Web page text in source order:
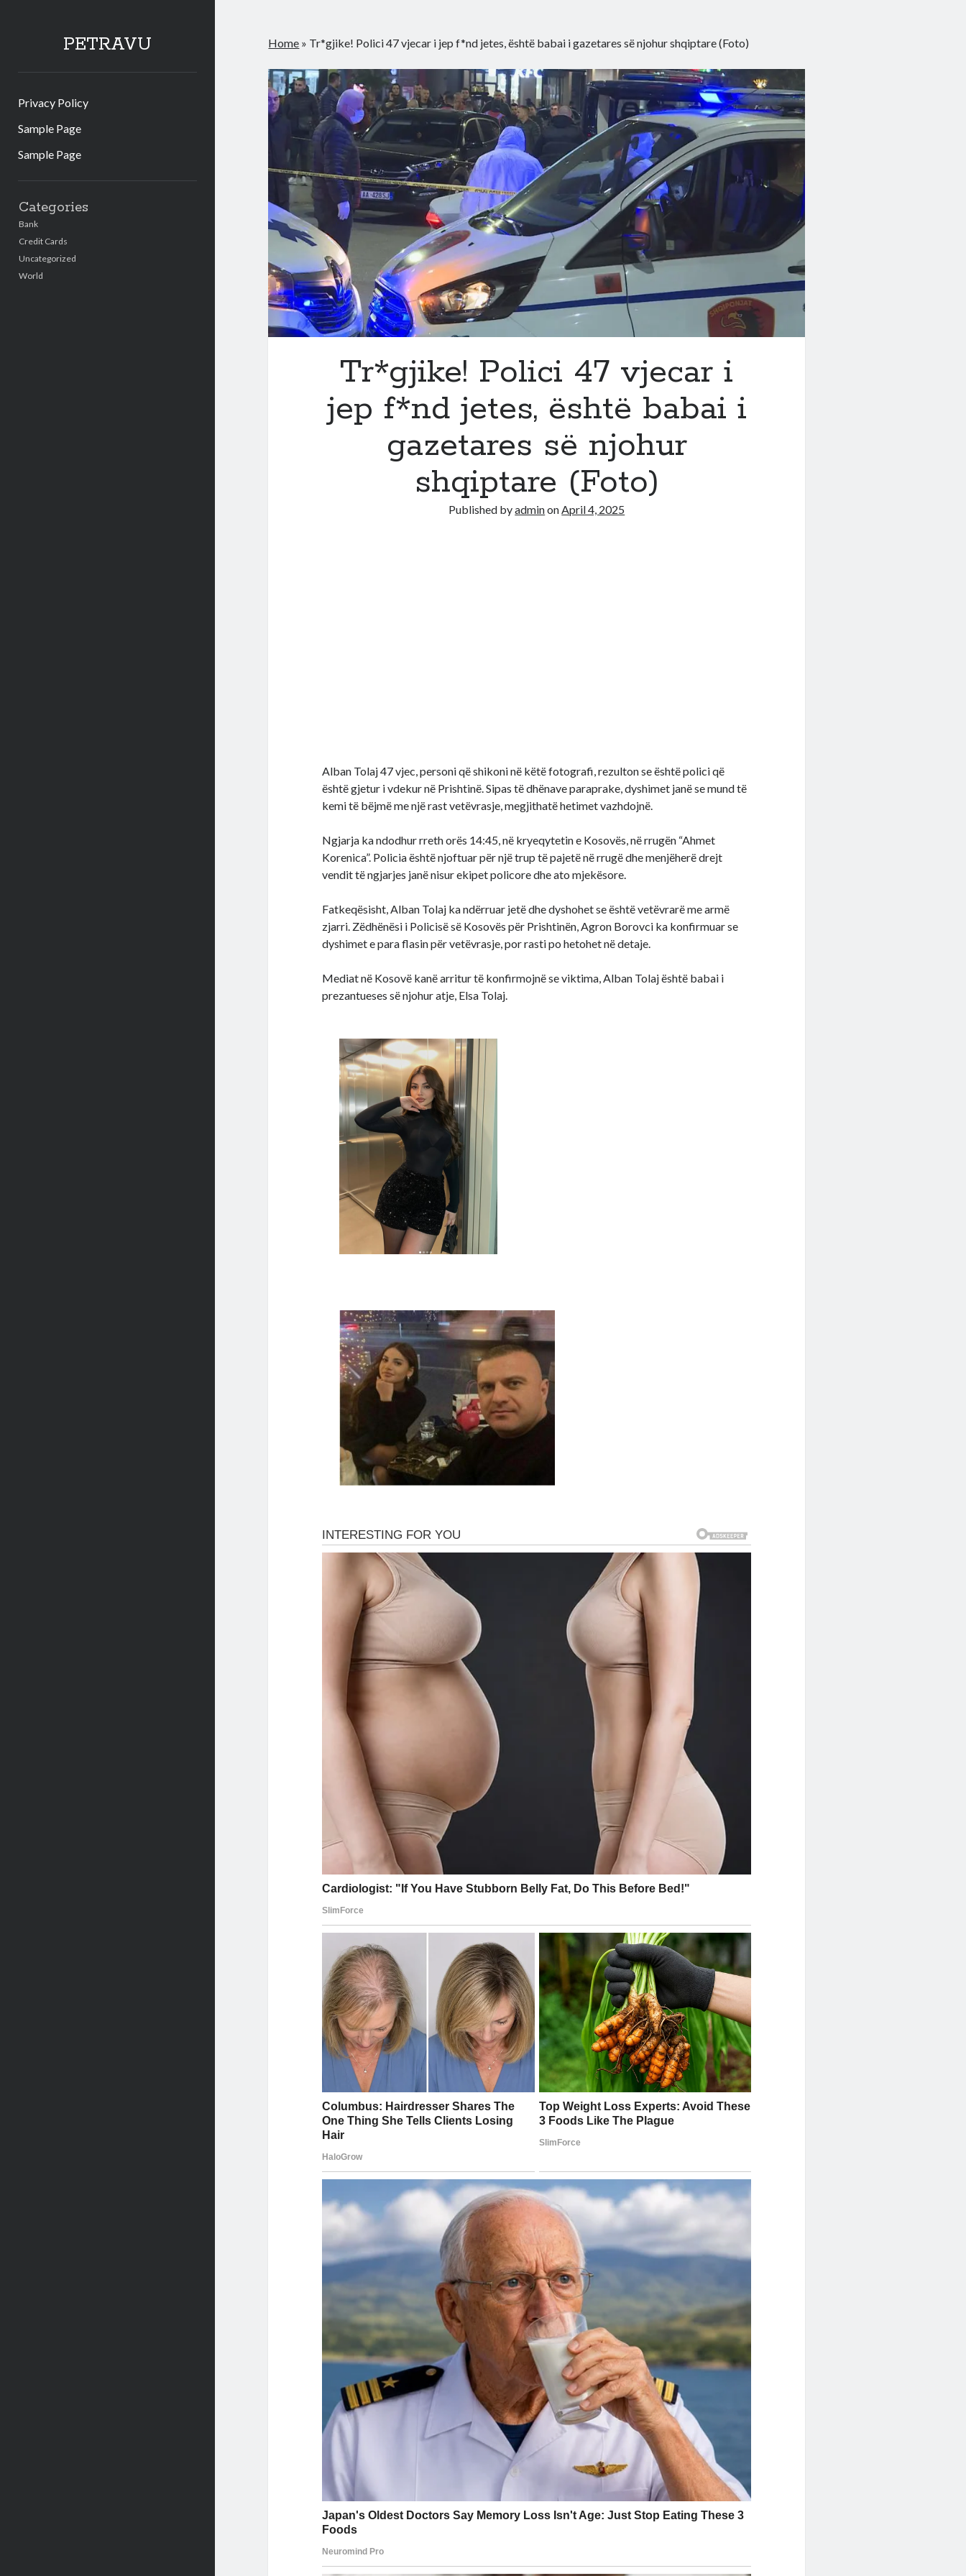
PETRAVU
Privacy Policy
Sample Page
Sample Page
Categories
Bank
Credit Cards
Uncategorized
World
Home » Tr*gjike! Polici 47 vjecar i jep f*nd jetes, është babai i gazetares së njohur shqiptare (Foto)
Tr*gjike! Polici 47 vjecar i
jep f*nd jetes, është babai i
gazetares së njohur
shqiptare (Foto)
Published byadminonApril 4, 2025
Alban Tolaj 47 vjec, personi që shikoni në këtë fotografi, rezulton se është polici që
është gjetur i vdekur në Prishtinë. Sipas të dhënave paraprake, dyshimet janë se mund të
kemi të bëjmë me një rast vetëvrasje, megjithatë hetimet vazhdojnë.
Ngjarja ka ndodhur rreth orës 14:45, në kryeqytetin e Kosovës, në rrugën “Ahmet
Korenica”. Policia është njoftuar për një trup të pajetë në rrugë dhe menjëherë drejt
vendit të ngjarjes janë nisur ekipet policore dhe ato mjekësore.
Fatkeqësisht, Alban Tolaj ka ndërruar jetë dhe dyshohet se është vetëvrarë me armë
zjarri. Zëdhënësi i Policisë së Kosovës për Prishtinën, Agron Borovci ka konfirmuar se
dyshimet e para flasin për vetëvrasje, por rasti po hetohet në detaje.
Mediat në Kosovë kanë arritur të konfirmojnë se viktima, Alban Tolaj është babai i
prezantueses së njohur atje, Elsa Tolaj.